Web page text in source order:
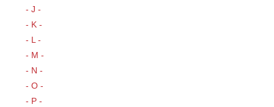
- J -
- K -
- L -
- M -
- N -
- O -
- P -